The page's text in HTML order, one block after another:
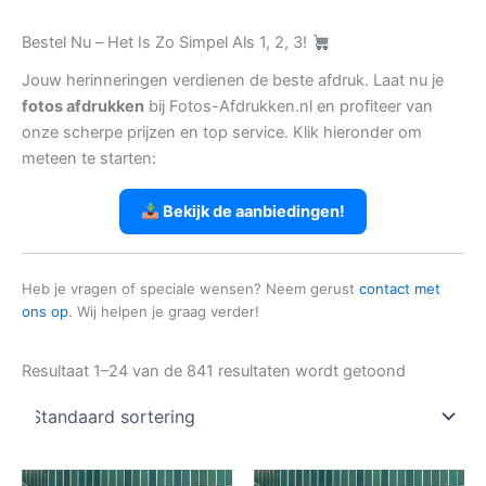
Bestel Nu – Het Is Zo Simpel Als 1, 2, 3!
Jouw herinneringen verdienen de beste afdruk. Laat nu je
fotos afdrukken bij Fotos-Afdrukken.nl en profiteer van
onze scherpe prijzen en top service. Klik hieronder om
meteen te starten:
Bekijk de aanbiedingen!
Heb je vragen of speciale wensen? Neem gerust contact met
ons op. Wij helpen je graag verder!
Resultaat 1–24 van de 841 resultaten wordt getoond